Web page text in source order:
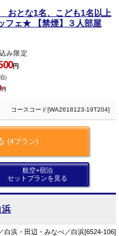
とな1名、こども1名以上
フェ★ 【禁煙】３人部屋
み限定
円
）
円
コースコード[WA2618123-19T204]
(4プラン)
航空+宿泊
セットプランを見る
浜
白浜・田辺・みなべ／白浜[6524-106]